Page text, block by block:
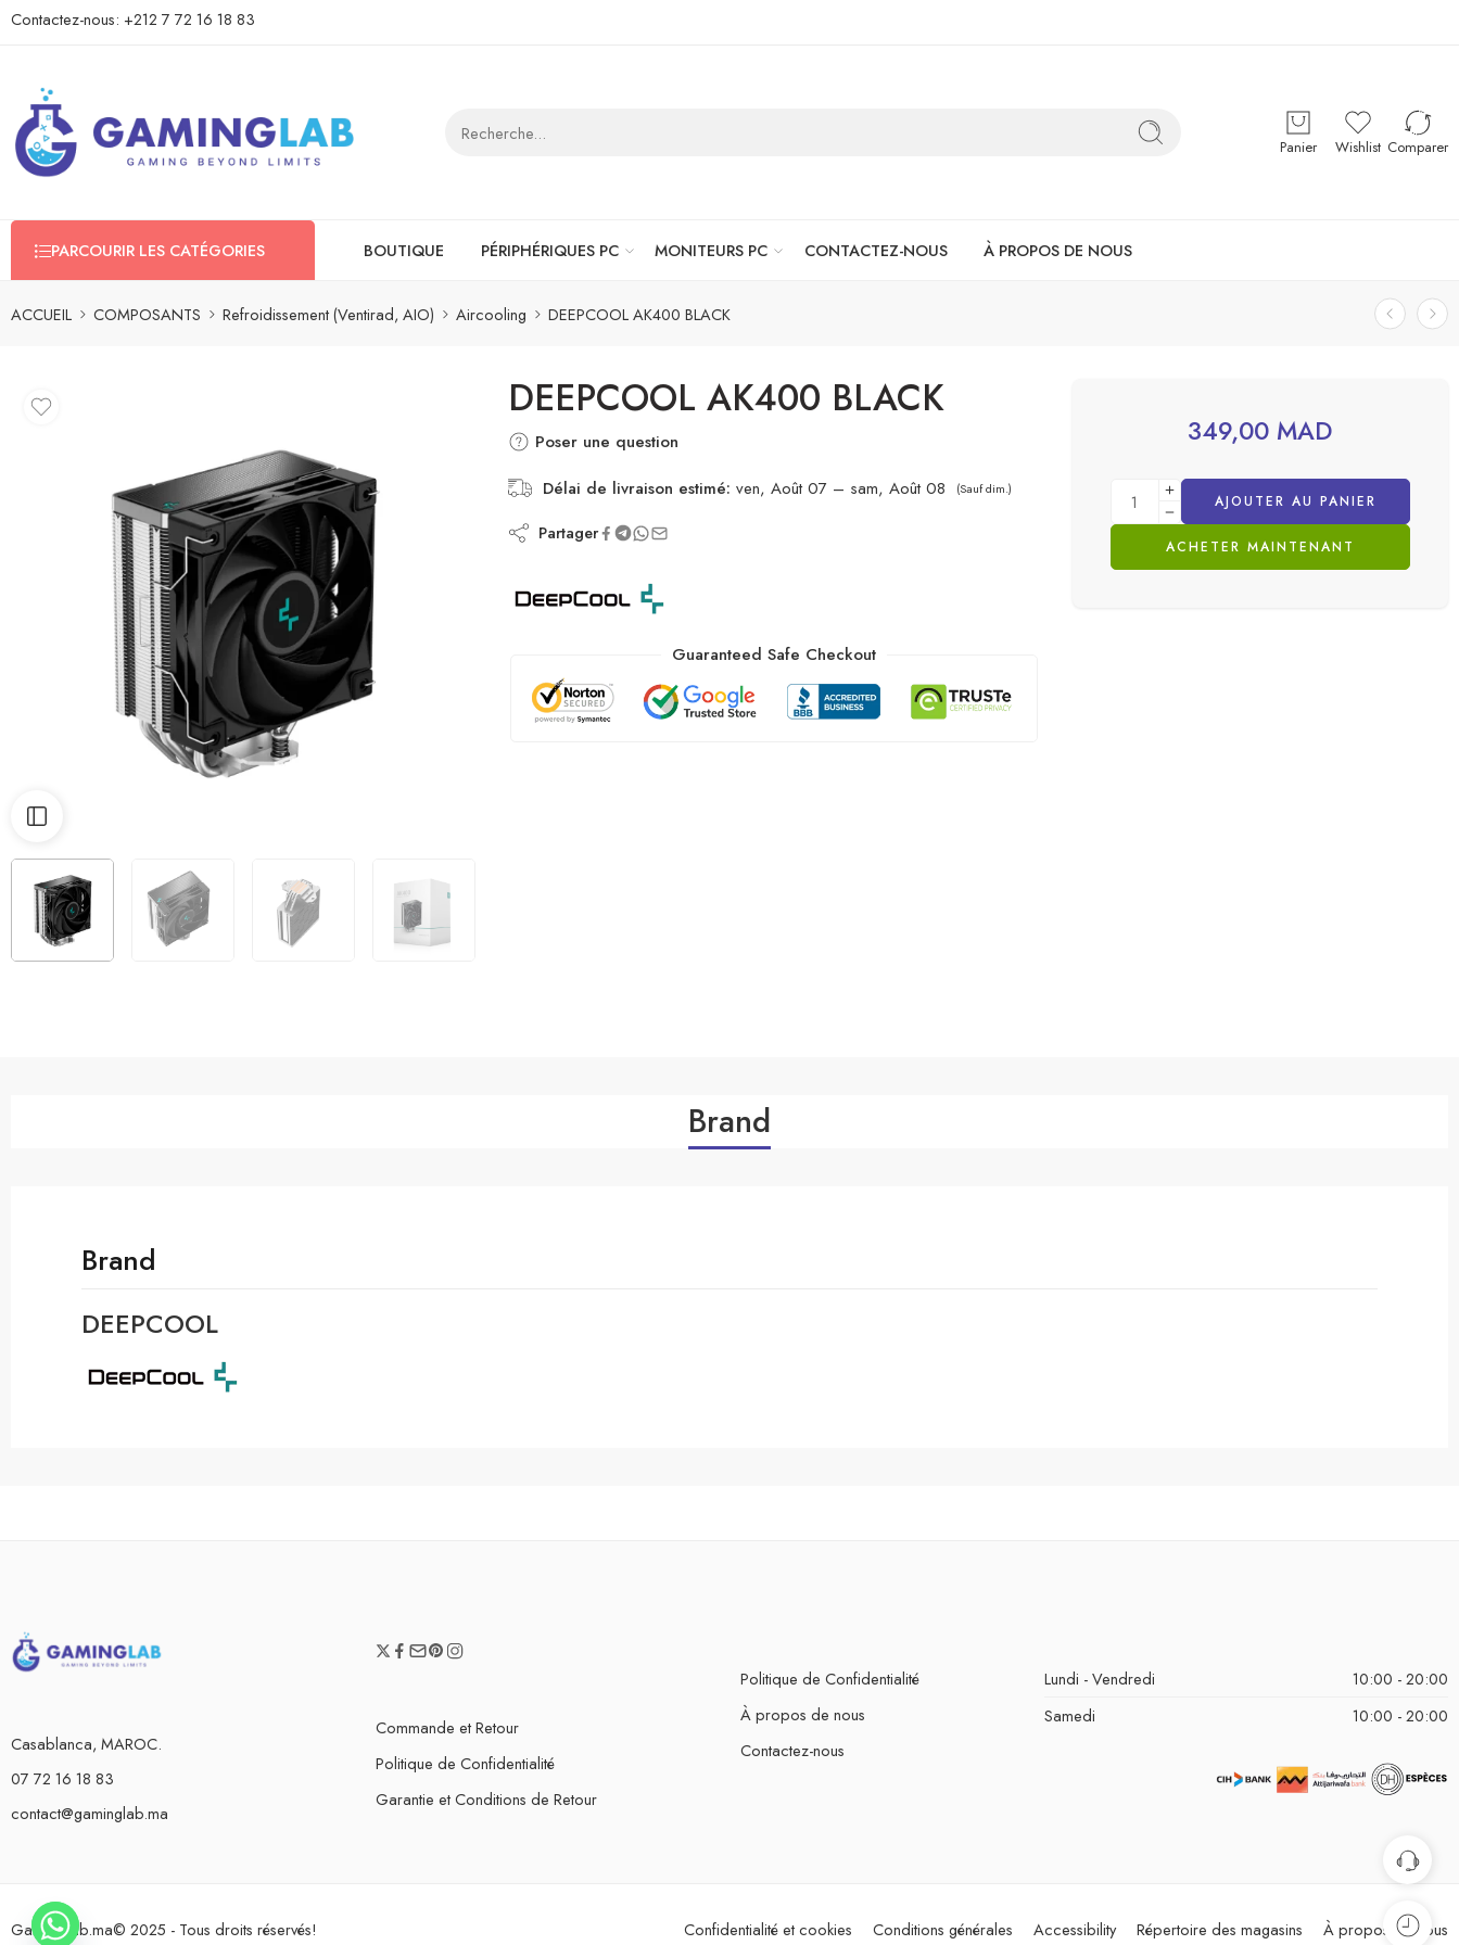
Contactez-nous: +212 7 72 16 18 83
Panier Wishlist Comparer
PARCOURIR LES CATÉGORIES BOUTIQUE PÉRIPHÉRIQUES PC MONITEURS PC CONTACTEZ-NOUS À PROPOS DE NOUS
ACCUEIL COMPOSANTS Refroidissement (Ventirad, AIO) Aircooling DEEPCOOL AK400 BLACK
DEEPCOOL AK400 BLACK
Poser une question
Délai de livraison estimé: ven, Août 07 – sam, Août 08 (Sauf dim.)
Partager
Guaranteed Safe Checkout
349,00 MAD
AJOUTER AU PANIER
ACHETER MAINTENANT
Brand
Brand
DEEPCOOL
Casablanca, MAROC.
07 72 16 18 83
contact@gaminglab.ma
Commande et Retour
Politique de Confidentialité
Garantie et Conditions de Retour
Politique de Confidentialité
À propos de nous
Contactez-nous
Lundi - Vendredi
10:00 - 20:00
Samedi
10:00 - 20:00
GamingLab.ma© 2025 - Tous droits réservés! Confidentialité et cookies Conditions générales Accessibility Répertoire des magasins À propos de nous